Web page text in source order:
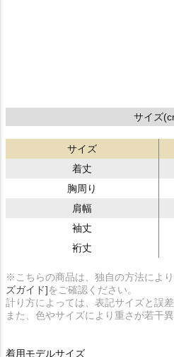
サイズ
サイズ
着丈
胸周り
肩幅
袖丈
裄丈
※こちらの商品は、独自の方法によ
ズガイド]をご確認ください。
計り方によっては、表記サイズと誤
また、色やサイズにより重さが若干
着用モデルサイズ